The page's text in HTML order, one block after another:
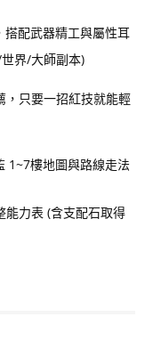
配武器精工與屬性耳
界/大師副本)
，只要一招紅技就能輕
1~7樓地圖與路線走法
能力表 (含支配石取得